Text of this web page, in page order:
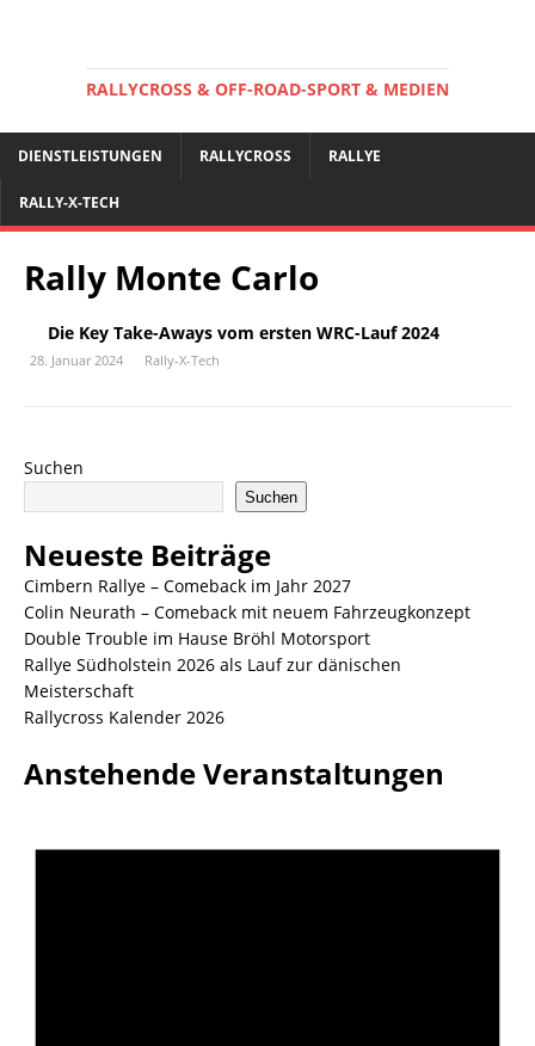
RALLYCROSS & OFF-ROAD-SPORT & MEDIEN
DIENSTLEISTUNGEN RALLYCROSS RALLYE
RALLY-X-TECH
Rally Monte Carlo
Die Key Take-Aways vom ersten WRC-Lauf 2024
28. Januar 2024 Rally-X-Tech
Suchen
Suchen
Neueste Beiträge
Cimbern Rallye – Comeback im Jahr 2027
Colin Neurath – Comeback mit neuem Fahrzeugkonzept
Double Trouble im Hause Bröhl Motorsport
Rallye Südholstein 2026 als Lauf zur dänischen
Meisterschaft
Rallycross Kalender 2026
Anstehende Veranstaltungen